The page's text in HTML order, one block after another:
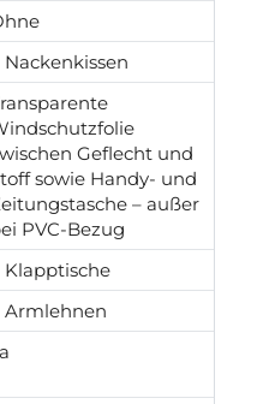
Nackenkissen
Geflecht und
sowie Handy- und
– außer
PVC-Bezug
Klapptische
Armlehnen